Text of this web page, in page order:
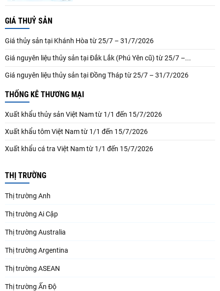
GIÁ THUỶ SẢN
Giá thủy sản tại Khánh Hòa từ 25/7 – 31/7/2026
Giá nguyên liệu thủy sản tại Đắk Lắk (Phú Yên cũ) từ 25/7 –...
Giá nguyên liệu thủy sản tại Đồng Tháp từ 25/7 – 31/7/2026
THỐNG KÊ THƯƠNG MẠI
Xuất khẩu thủy sản Việt Nam từ 1/1 đến 15/7/2026
Xuất khẩu tôm Việt Nam từ 1/1 đến 15/7/2026
Xuất khẩu cá tra Việt Nam từ 1/1 đến 15/7/2026
THỊ TRƯỜNG
Thị trường Anh
Thị trường Ai Cập
Thị trường Australia
Thị trường Argentina
Thị trường ASEAN
Thị trường Ấn Độ